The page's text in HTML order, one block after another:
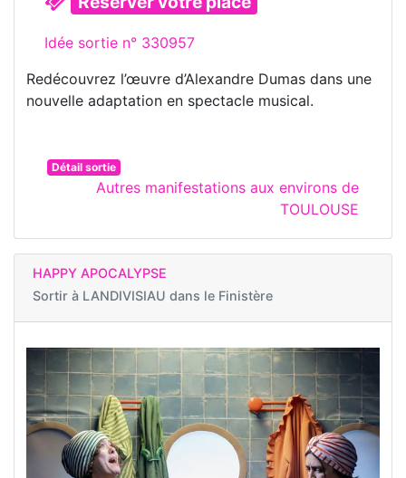
Idée sortie n° 330957
Redécouvrez l’œuvre d’Alexandre Dumas dans une
nouvelle adaptation en spectacle musical.
Détail sortie
Autres manifestations aux environs de
TOULOUSE
HAPPY APOCALYPSE
Sortir à LANDIVISIAU dans le Finistère